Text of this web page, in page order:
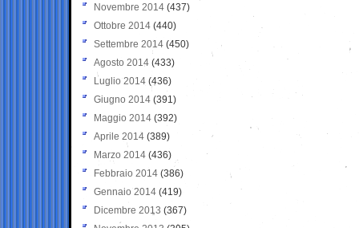
Novembre 2014 (437)
Ottobre 2014 (440)
Settembre 2014 (450)
Agosto 2014 (433)
Luglio 2014 (436)
Giugno 2014 (391)
Maggio 2014 (392)
Aprile 2014 (389)
Marzo 2014 (436)
Febbraio 2014 (386)
Gennaio 2014 (419)
Dicembre 2013 (367)